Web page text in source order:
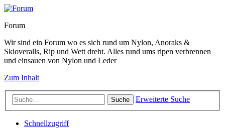
Forum
Wir sind ein Forum wo es sich rund um Nylon, Anoraks &
Skioveralls, Rip und Wett dreht. Alles rund ums ripen verbrennen
und einsauen von Nylon und Leder
Zum Inhalt
Suche Erweiterte Suche
Schnellzugriff